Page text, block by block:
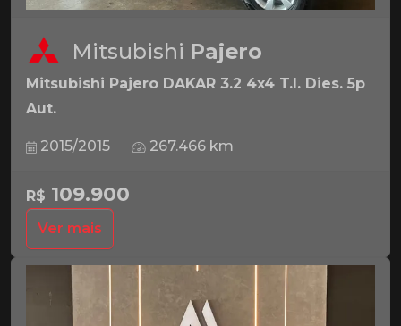
Mitsubishi Pajero
Mitsubishi Pajero DAKAR 3.2 4x4 T.I. Dies. 5p
Aut.
2015/2015 267.466 km
R$ 109.900
Ver mais